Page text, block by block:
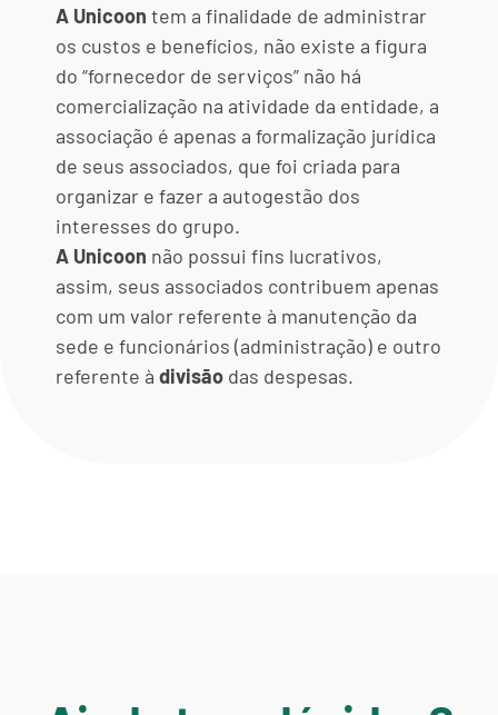
A Unicoon tem a finalidade de administrar
os custos e benefícios, não existe a figura
do “fornecedor de serviços” não há
comercialização na atividade da entidade, a
associação é apenas a formalização jurídica
de seus associados, que foi criada para
organizar e fazer a autogestão dos
interesses do grupo.
A Unicoon não possui fins lucrativos,
assim, seus associados contribuem apenas
com um valor referente à manutenção da
sede e funcionários (administração) e outro
referente à divisão das despesas.